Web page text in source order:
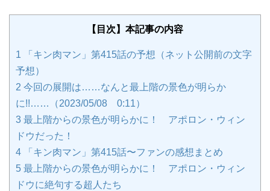
【目次】本記事の内容
1 「キン肉マン」第415話の予想（ネット公開前の文字
予想）
2 今回の展開は……なんと最上階の景色が明らか
に!!……（2023/05/08 0:11）
3 最上階からの景色が明らかに！ アポロン・ウィン
ドウだった！
4 「キン肉マン」第415話〜ファンの感想まとめ
5 最上階からの景色が明らかに！ アポロン・ウィン
ドウに絶句する超人たち